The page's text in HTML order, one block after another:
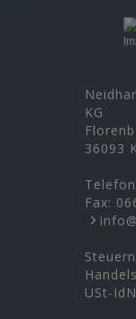
KG
36093
Fax:
USt-